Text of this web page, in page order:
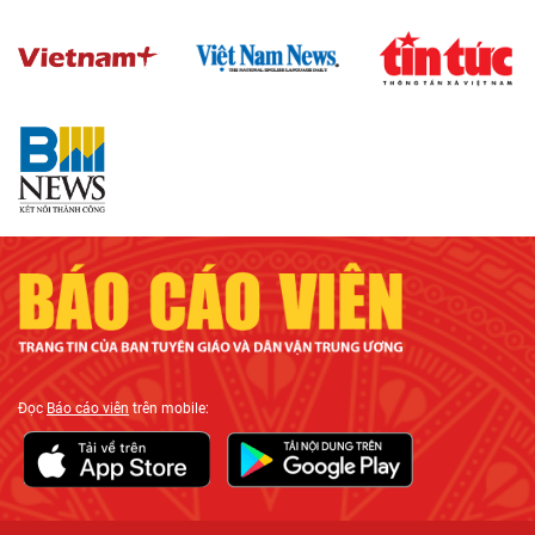
ĐọcBáo cáo viên trên mobile: